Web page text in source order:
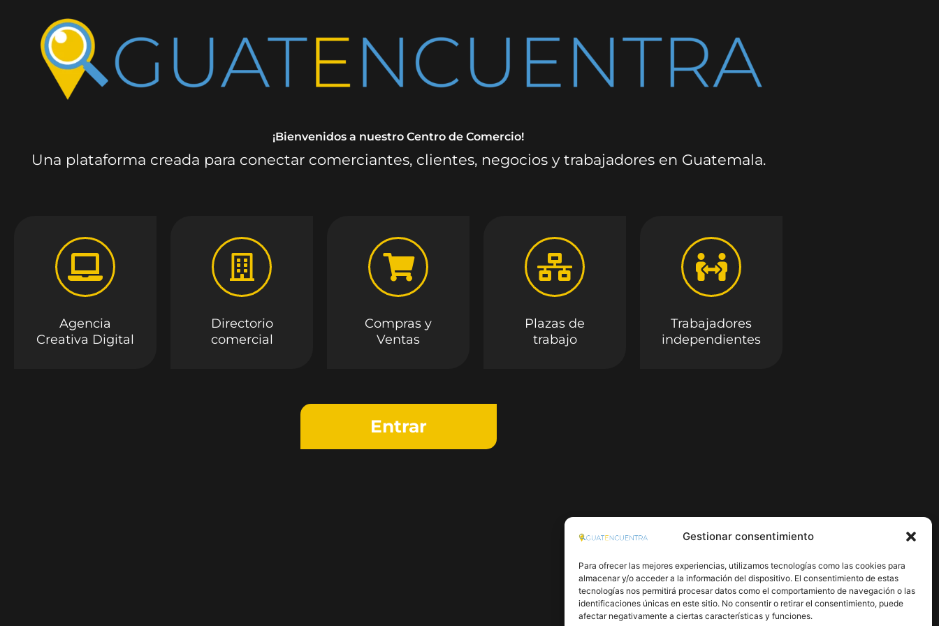
Gestionar consentimiento
Para ofrecer las mejores experiencias, utilizamos tecnologías como las cookies para
almacenar y/o acceder a la información del dispositivo. El consentimiento de estas
tecnologías nos permitirá procesar datos como el comportamiento de navegación o las
identificaciones únicas en este sitio. No consentir o retirar el consentimiento, puede
afectar negativamente a ciertas características y funciones.
¡Bienvenidos a nuestro Centro de Comercio!
Una plataforma creada para conectar comerciantes, clientes, negocios y trabajadores en Guatemala.
Agencia
Creativa Digital
Directorio
comercial
Compras y
Ventas
Plazas de
trabajo
Trabajadores
independientes
Entrar